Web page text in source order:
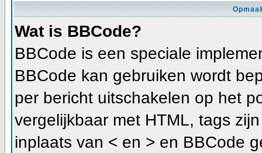
Wat is BBCode?
BBCode is een speciale
BBCode kan gebruiken wordt
per bericht uitschakelen op het
vergelijkbaar met HTML, tags
inplaats van < en > en BBCode